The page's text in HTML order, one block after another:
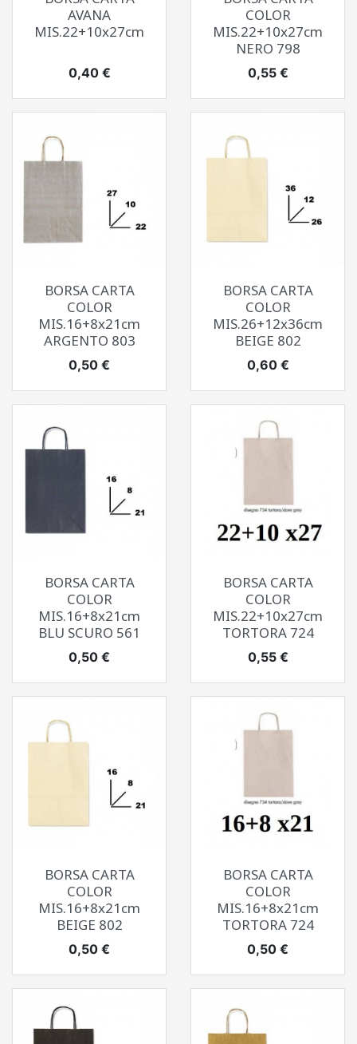
AVANA
MIS.22+10x27cm
Prezzo
0,40 €
COLOR
MIS.22+10x27cm
NERO 798
Prezzo
0,55 €
BORSA CARTA
COLOR
MIS.16+8x21cm
ARGENTO 803
Prezzo
0,50 €
BORSA CARTA
COLOR
MIS.26+12x36cm
BEIGE 802
Prezzo
0,60 €
BORSA CARTA
COLOR
MIS.16+8x21cm
BLU SCURO 561
Prezzo
0,50 €
BORSA CARTA
COLOR
MIS.22+10x27cm
TORTORA 724
Prezzo
0,55 €
BORSA CARTA
COLOR
MIS.16+8x21cm
BEIGE 802
Prezzo
0,50 €
BORSA CARTA
COLOR
MIS.16+8x21cm
TORTORA 724
Prezzo
0,50 €